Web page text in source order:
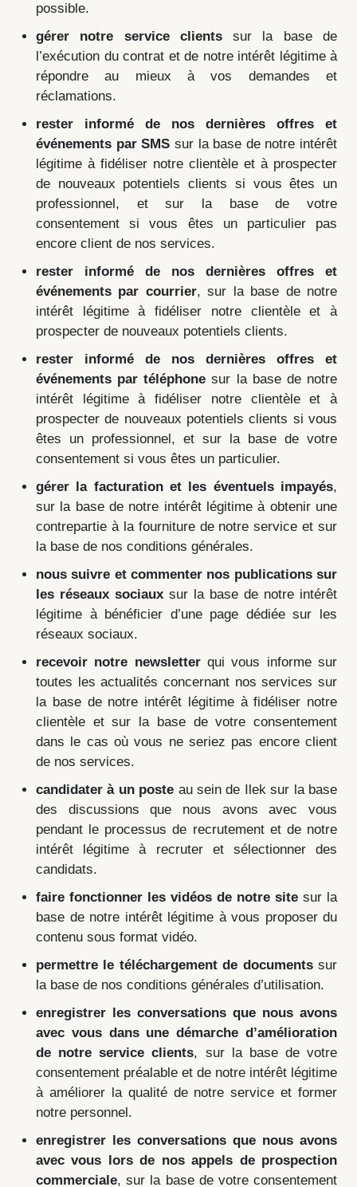
possible.
gérer notre service clientssur la base de
l’exécution du contrat et de notre intérêt légitime à
répondre au mieux à vos demandes et
réclamations.
rester informé de nos dernières offres et
événements par SMS sur la base de notre intérêt
légitime à fidéliser notre clientèle et à prospecter
de nouveaux potentiels clients si vous êtes un
professionnel, et sur la base de votre
consentement si vous êtes un particulier pas
encore client de nos services.
rester informé de nos dernières offres et
événements par courrier, sur la base de notre
intérêt légitime à fidéliser notre clientèle et à
prospecter de nouveaux potentiels clients.
rester informé de nos dernières offres et
événements par téléphone sur la base de notre
intérêt légitime à fidéliser notre clientèle et à
prospecter de nouveaux potentiels clients si vous
êtes un professionnel, et sur la base de votre
consentement si vous êtes un particulier.
gérer la facturation et les éventuels impayés,
sur la base de notre intérêt légitime à obtenir une
contrepartie à la fourniture de notre service et sur
la base de nos conditions générales.
nous suivre et commenter nos publications sur
les réseaux sociaux sur la base de notre intérêt
légitime à bénéficier d’une page dédiée sur les
réseaux sociaux.
recevoir notre newsletterqui vous informe sur
toutes les actualités concernant nos services sur
la base de notre intérêt légitime à fidéliser notre
clientèle et sur la base de votre consentement
dans le cas où vous ne seriez pas encore client
de nos services.
candidater à un poste au sein de Ilek sur la base
des discussions que nous avons avec vous
pendant le processus de recrutement et de notre
intérêt légitime à recruter et sélectionner des
candidats.
faire fonctionner les vidéos de notre site sur la
base de notre intérêt légitime à vous proposer du
contenu sous format vidéo.
permettre le téléchargement de documentssur
la base de nos conditions générales d’utilisation.
enregistrer les conversations que nous avons
avec vous dans une démarche d’amélioration
de notre service clients, sur la base de votre
consentement préalable et de notre intérêt légitime
à améliorer la qualité de notre service et former
notre personnel.
enregistrer les conversations que nous avons
avec vous lors de nos appels de prospection
commerciale, sur la base de votre consentement